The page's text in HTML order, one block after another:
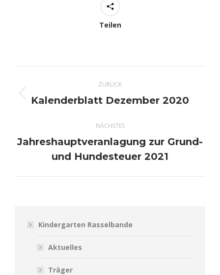
Teilen
Kommentarnavigation
ZURÜCK
Vorheriger
Kalenderblatt Dezember 2020
NÄCHSTES
Nächster
Beitrag:
Jahreshauptveranlagung zur Grund-
und Hundesteuer 2021
Kindergarten Rasselbande
Aktuelles
Träger